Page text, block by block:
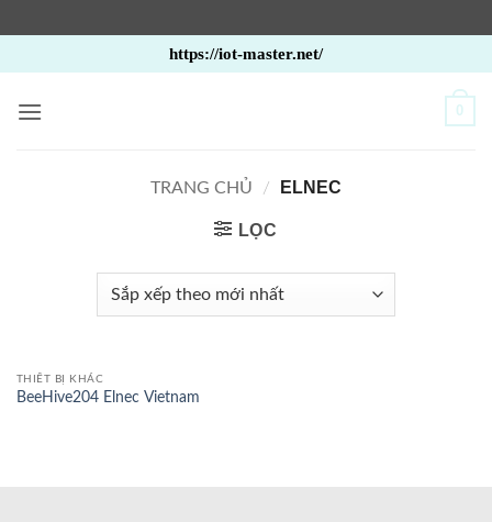
qua
nội
https://iot-master.net/
0
TRANG CHỦ / ELNEC
LỌC
THIẾT BỊ KHÁC
BeeHive204 Elnec Vietnam